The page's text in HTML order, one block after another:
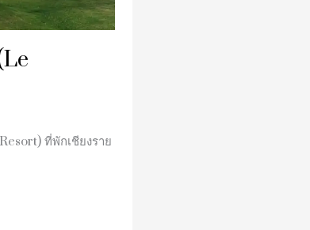
ที่พักเชียงราย